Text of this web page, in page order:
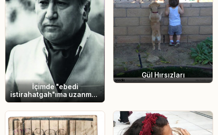
İçimde "ebedi
istirahatgah"ıma uzanmak
özlemi var.
Gül Hırsızları